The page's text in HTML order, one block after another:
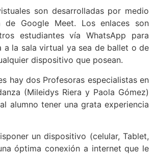
son desarrolladas por medio
de Google Meet. Los enlaces son
estudiantes vía WhatsApp para
a la sala virtual ya sea de ballet o de
dispositivo que posean.
hay dos Profesoras especialistas en
(Mileidys Riera y Paola Gómez)
alumno tener una grata experiencia
un dispositivo (celular, Tablet,
óptima conexión a internet que le